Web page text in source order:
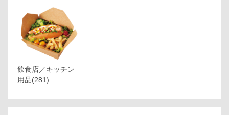
飲食店／キッチン
用品(281)